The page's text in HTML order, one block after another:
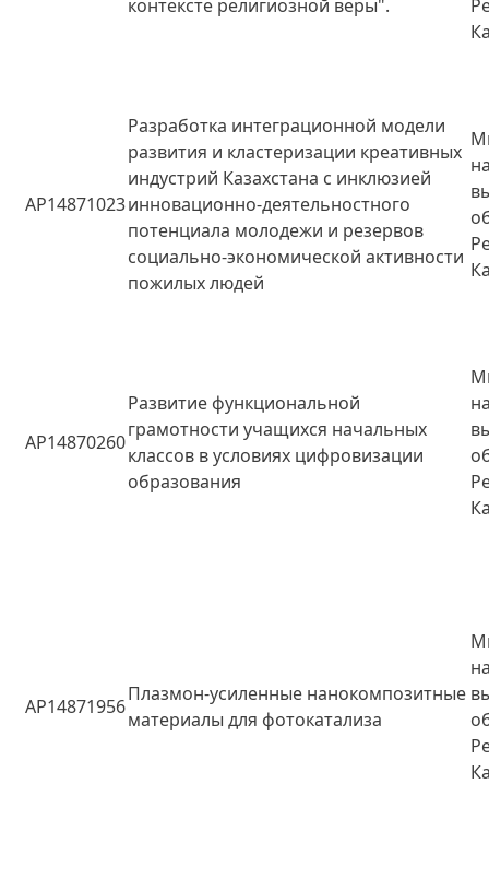
контексте религиозной веры".
AP14871023
Разработка интеграционной модели
развития и кластеризации креативных
индустрий Казахстана с инклюзией
инновационно-деятельностного
потенциала молодежи и резервов
социально-экономической активности
пожилых людей
AP14870260
Развитие функциональной
грамотности учащихся начальных
классов в условиях цифровизации
образования
AP14871956
Плазмон-усиленные нанокомпозитные
материалы для фотокатализа